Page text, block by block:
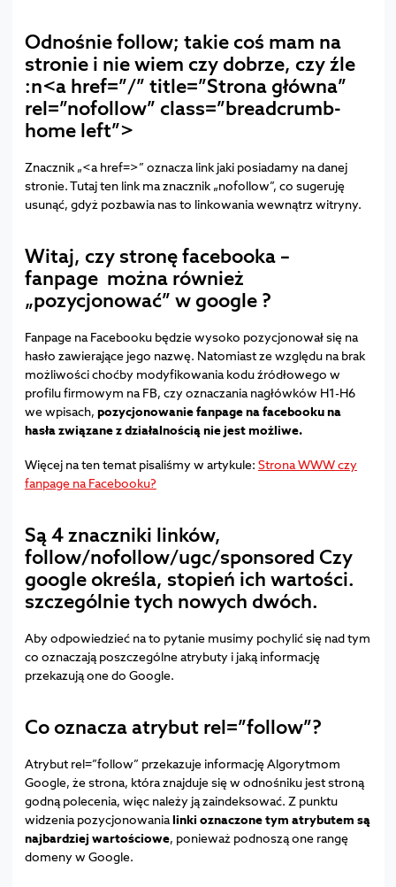
Odnośnie follow; takie coś mam na
stronie i nie wiem czy dobrze, czy źle
:n<a href=”/” title=”Strona główna”
rel=”nofollow” class=”breadcrumb-
home left”>
Znacznik „<a href=>” oznacza link jaki posiadamy na danej
stronie. Tutaj ten link ma znacznik „nofollow”, co sugeruję
usunąć, gdyż pozbawia nas to linkowania wewnątrz witryny.
Witaj, czy stronę facebooka –
fanpage można również
„pozycjonować” w google ?
Fanpage na Facebooku będzie wysoko pozycjonował się na
hasło zawierające jego nazwę. Natomiast ze względu na brak
możliwości choćby modyfikowania kodu źródłowego w
profilu firmowym na FB, czy oznaczania nagłówków H1-H6
we wpisach, pozycjonowanie fanpage na facebooku na
hasła związane z działalnością nie jest możliwe.
Więcej na ten temat pisaliśmy w artykule: Strona WWW czy
fanpage na Facebooku?
Są 4 znaczniki linków,
follow/nofollow/ugc/sponsored Czy
google określa, stopień ich wartości.
szczególnie tych nowych dwóch.
Aby odpowiedzieć na to pytanie musimy pochylić się nad tym
co oznaczają poszczególne atrybuty i jaką informację
przekazują one do Google.
Co oznacza atrybut rel=”follow”?
Atrybut rel=”follow” przekazuje informację Algorytmom
Google, że strona, która znajduje się w odnośniku jest stroną
godną polecenia, więc należy ją zaindeksować. Z punktu
widzenia pozycjonowanialinki oznaczone tym atrybutem są
najbardziej wartościowe, ponieważ podnoszą one rangę
domeny w Google.